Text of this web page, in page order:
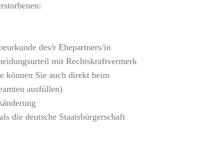
des/r Ehepartners/in
mit Rechtskraftvermerk
können Sie auch direkt beim
ausfüllen)
die deutsche Staatsbürgerschaft